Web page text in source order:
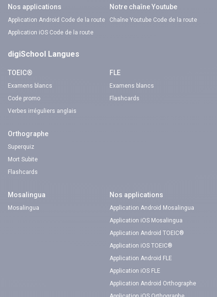
Nos applications
Application Android Code de la route
Application iOS Code de la route
Notre chaîne Youtube
Chaîne Youtube Code de la route
digiSchool Langues
TOEIC®
Examens blancs
Code promo
Verbes irréguliers anglais
FLE
Examens blancs
Flashcards
Orthographe
Superquiz
Mort Subite
Flashcards
Mosalingua
Mosalingua
Nos applications
Application Android Mosalingua
Application iOS Mosalingua
Application Android TOEIC®
Application iOS TOEIC®
Application Android FLE
Application iOS FLE
Application Android Orthographe